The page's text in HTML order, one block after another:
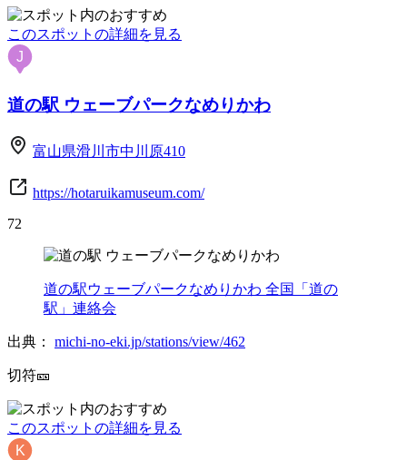
このスポットの詳細を見る
J
道の駅 ウェーブパークなめりかわ
富山県滑川市中川原410
https://hotaruikamuseum.com/
72
道の駅ウェーブパークなめりかわ 全国「道の
駅」連絡会
出典： michi-no-eki.jp/stations/view/462
切符🎫
このスポットの詳細を見る
K